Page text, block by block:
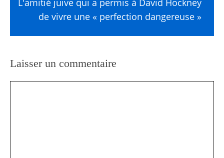
de vivre une « perfection dangereuse »
Laisser un commentaire